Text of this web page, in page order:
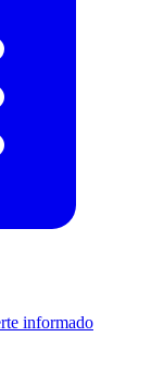
informado